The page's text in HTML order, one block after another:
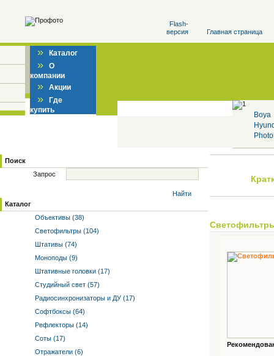
Flash-
версия
Главная страница
» Каталог
» О
компании
» Акции
» Где
купить
Boya
Поиск
Запрос
Найти
Каталог
Объективы (38)
Светофильтры (104)
Штативы (74)
Моноподы (9)
Штативные головки (17)
Студийный свет (57)
Радиосинхронизаторы и ДУ (17)
Софтбоксы (64)
Рефлекторы (14)
Соты (17)
Отражатели (6)